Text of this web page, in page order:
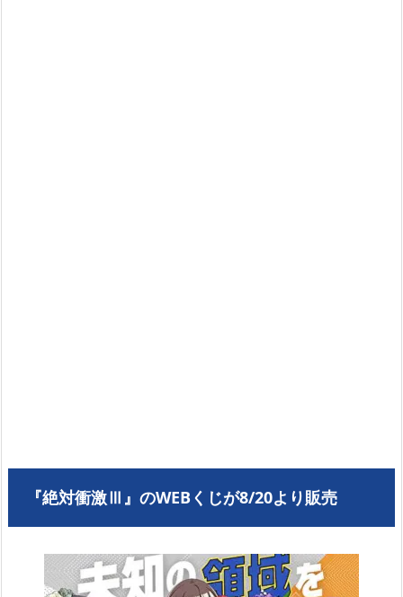
『絶対衝激Ⅲ』のWEBくじが8/20より販売